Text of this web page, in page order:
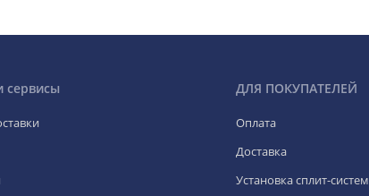
сервисы ДЛЯ ПОКУПАТЕЛЕЙ
Оплата
Доставка
Установка сплит-систем